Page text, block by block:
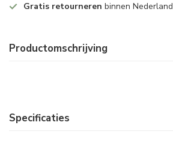
Gratis retourneren binnen Nederland
Productomschrijving
Specificaties